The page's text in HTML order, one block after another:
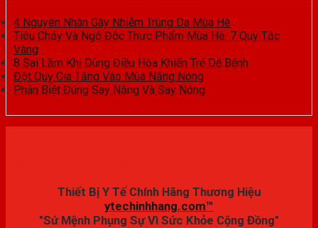
4 Nguyên Nhân Gây Nhiễm Trùng Da Mùa Hè
Tiêu Chảy Và Ngộ Độc Thực Phẩm Mùa Hè: 7 Quy Tắc
Vàng
8 Sai Lầm Khi Dùng Điều Hòa Khiến Trẻ Dễ Bệnh
Đột Quỵ Gia Tăng Vào Mùa Nắng Nóng
Phân Biệt Đúng Say Nắng Và Say Nóng
Thiết Bị Y Tế Chính Hãng Thương Hiệu
ytechinhhang.com™
"Sứ Mệnh Phụng Sự Vì Sức Khỏe Cộng Đồng"